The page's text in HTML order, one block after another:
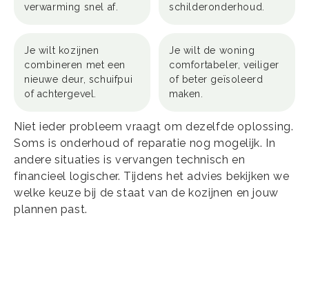
verwarming snel af.
schilderonderhoud.
Je wilt kozijnen
combineren met een
nieuwe deur, schuifpui
of achtergevel.
Je wilt de woning
comfortabeler, veiliger
of beter geïsoleerd
maken.
Niet ieder probleem vraagt om dezelfde oplossing.
Soms is onderhoud of reparatie nog mogelijk. In
andere situaties is vervangen technisch en
financieel logischer. Tijdens het advies bekijken we
welke keuze bij de staat van de kozijnen en jouw
plannen past.